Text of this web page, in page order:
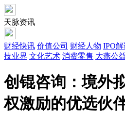
天脉资讯
财经快讯 价值公司 财经人物 IPO
技业界 文化艺术 消费零售 大燕公
创锟咨询：境外
权激励的优选伙